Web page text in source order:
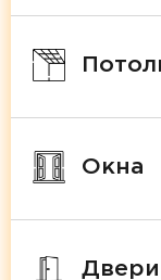
Окна
Двери